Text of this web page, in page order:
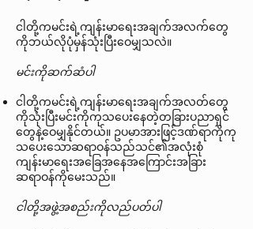
ငါတို့ကမင်းရဲ့ကျန်းမာရေးအချက်အလက်တွေ
ကိုဘယ်လိုပုံမှန်သုံးပြီးဝေမျှသလဲ။
မင်းကိုဆက်ဆံပါ
ငါတို့ကမင်းရဲ့ကျန်းမာရေးအချက်အလတ်တွေ
ကိုသုံးပြီးမင်းကိုကုသပေးနေတဲ့တခြားပညာရှင်
တွေနဲ့ဝေမျှနိုင်တယ်။ ဥပမာအားဖြင့်ဒဏ်ရာကိုကု
သပေးသောဆရာဝန်သည်သင်၏အလုံးစုံ
ကျန်းမာရေးအခြေအနေအကြောင်းအခြား
ဆရာဝန်ကိုမေးသည်။
ငါတို့အဖွဲ့အစည်းကိုလည်ပတ်ပါ